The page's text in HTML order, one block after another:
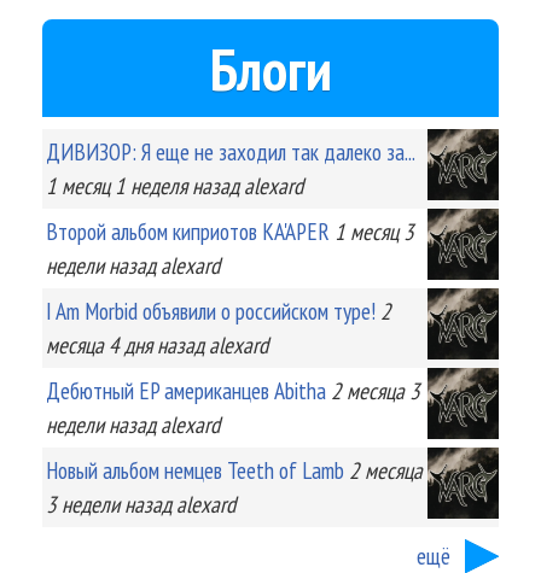
Блоги
ДИВИЗОР: Я еще не заходил так далеко за...
1 месяц 1 неделяназад alexard
Второй альбом киприотов KA'APER 1 месяц 3
неделиназад alexard
I Am Morbid объявили о российском туре! 2
месяца 4 дняназад alexard
Дебютный EP американцев Abitha 2 месяца 3
неделиназад alexard
Новый альбом немцев Teeth of Lamb 2 месяца
3 неделиназад alexard
ещё